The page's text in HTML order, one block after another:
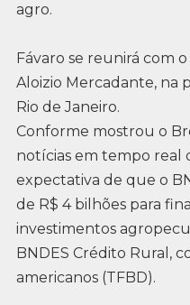
agro.
Fávaro se reunirá com
Aloizio Mercadante, na
Rio de Janeiro.
Conforme mostrou o
notícias em tempo real
expectativa de que o
de R$ 4 bilhões para
investimentos
BNDES Crédito Rural,
americanos (TFBD).